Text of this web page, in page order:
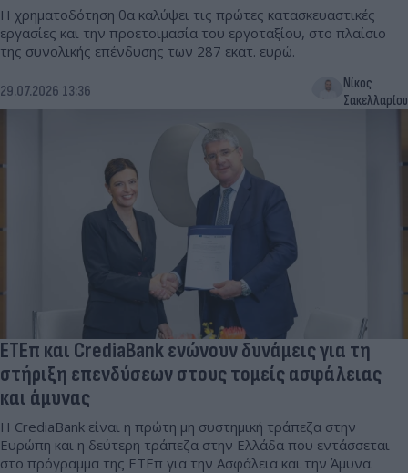
Η χρηματοδότηση θα καλύψει τις πρώτες κατασκευαστικές
εργασίες και την προετοιμασία του εργοταξίου, στο πλαίσιο
της συνολικής επένδυσης των 287 εκατ. ευρώ.
29.07.2026 13:36
Νίκος
Σακελλαρίου
ΕΤΕπ και CrediaBank ενώνουν δυνάμεις για τη
στήριξη επενδύσεων στους τομείς ασφάλειας
και άμυνας
Η CrediaBank είναι η πρώτη μη συστημική τράπεζα στην
Ευρώπη και η δεύτερη τράπεζα στην Ελλάδα που εντάσσεται
στο πρόγραμμα της ΕΤΕπ για την Ασφάλεια και την Άμυνα.